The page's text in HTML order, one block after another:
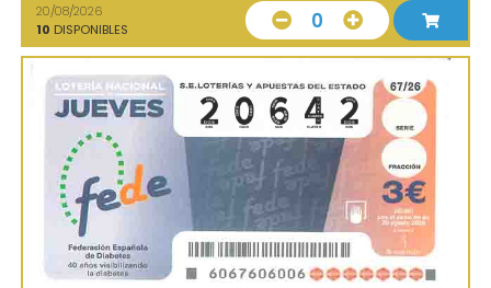
20/08/2026
10 DISPONIBLES 0